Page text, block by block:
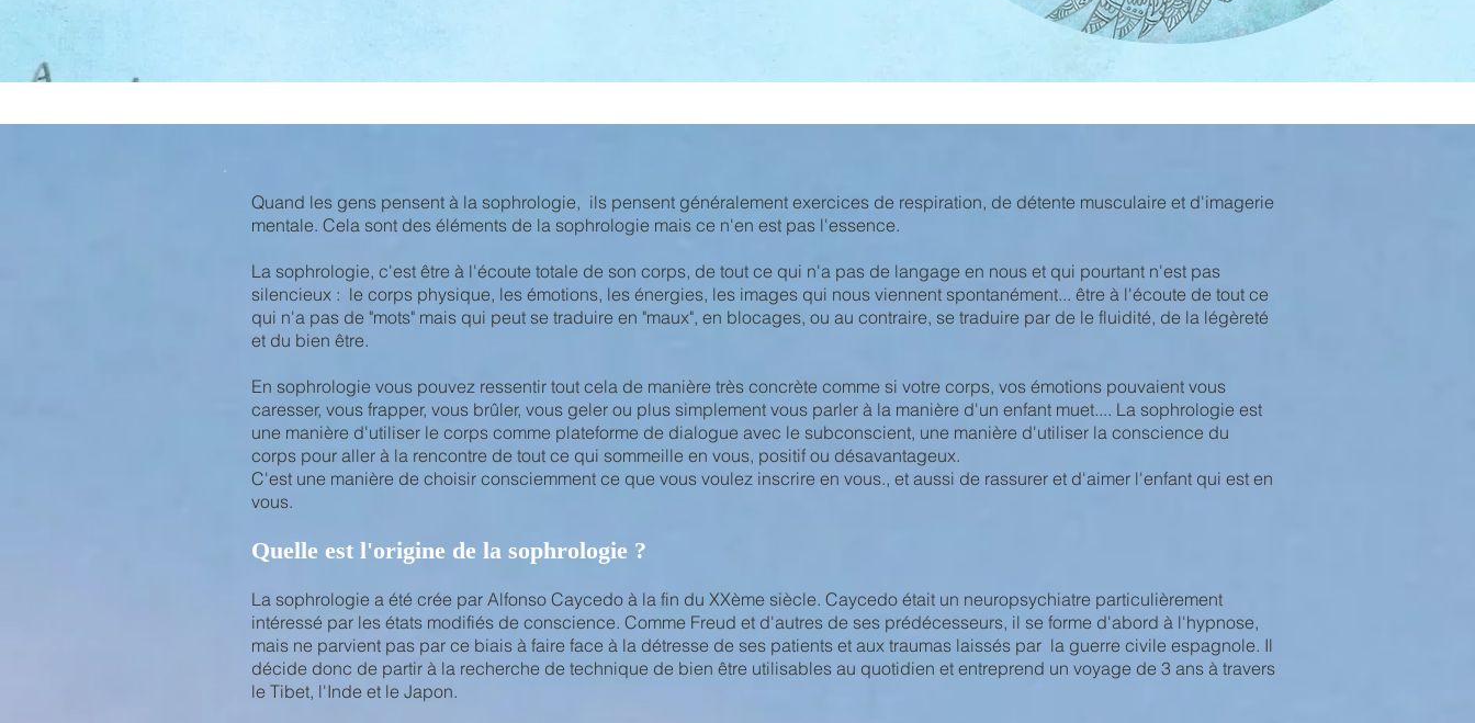
Quand les gens pensent à la sophrologie, ils pensent généralement exercices de respiration, de détente musculaire et d'imagerie
mentale. Cela sont des éléments de la sophrologie mais ce n'en est pas l'essence.
La sophrologie, c'est être à l'écoute totale de son corps, de tout ce qui n'a pas de langage en nous et qui pourtant n'est pas
silencieux : le corps physique, les émotions, les énergies, les images qui nous viennent spontanément... être à l'écoute de tout ce
qui n'a pas de "mots" mais qui peut se traduire en "maux", en blocages, ou au contraire, se traduire par de le fluidité, de la légèreté
et du bien être.
En sophrologie vous pouvez ressentir tout cela de manière très concrète comme si votre corps, vos émotions pouvaient vous
caresser, vous frapper, vous brûler, vous geler ou plus simplement vous parler à la manière d'un enfant muet.... La sophrologie est
une manière d'utiliser le corps comme plateforme de dialogue avec le subconscient, une manière d'utiliser la conscience du
corps pour aller à la rencontre de tout ce qui sommeille en vous, positif ou désavantageux.
C'est une manière de choisir consciemment ce que vous voulez inscrire en vous., et aussi de rassurer et d'aimer l'enfant qui est en
vous.
Quelle est l'origine de la sophrologie ?
La sophrologie a été crée par Alfonso Caycedo à la fin du XXème siècle. Caycedo était un neuropsychiatre particulièrement
intéressé par les états modifiés de conscience. Comme Freud et d'autres de ses prédécesseurs, il se forme d'abord à l'hypnose,
mais ne parvient pas par ce biais à faire face à la détresse de ses patients et aux traumas laissés par la guerre civile espagnole. Il
décide donc de partir à la recherche de technique de bien être utilisables au quotidien et entreprend un voyage de 3 ans à travers
le Tibet, l'Inde et le Japon.